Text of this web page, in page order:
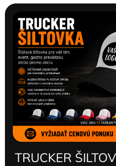
TRUCKER